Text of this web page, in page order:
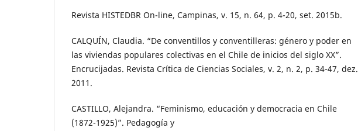
Revista HISTEDBR On-line, Campinas, v. 15, n. 64, p. 4-20, set. 2015b.
CALQUÍN, Claudia. “De conventillos y conventilleras: género y poder en
las viviendas populares colectivas en el Chile de inicios del siglo XX”.
Encrucijadas. Revista Crítica de Ciencias Sociales, v. 2, n. 2, p. 34-47, dez.
2011.
CASTILLO, Alejandra. “Feminismo, educación y democracia en Chile
(1872-1925)”. Pedagogía y